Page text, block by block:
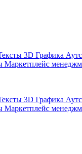
3D Графика
Маркетплейс
3D Графика
Маркетплейс